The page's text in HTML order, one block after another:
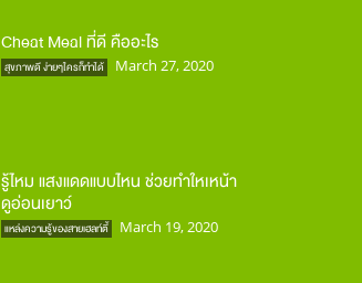
Cheat Meal ที่ดี คืออะไร
สุขภาพดี ง่ายๆใครก็ทำได้ March 27, 2020
รู้ไหม แสงแดดแบบไหน ช่วยทำใหเหน้า
ดูอ่อนเยาว์
แหล่งความรู้ของสายเฮลท์ตี้ March 19, 2020